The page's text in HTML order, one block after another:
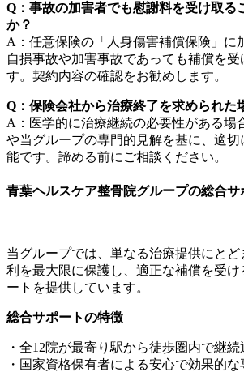
Q：事故の加害者でも慰謝料を受け取る
か？
A：任意保険の「人身傷害補償保険」に
自損事故や加害事故であっても補償を
す。契約内容の確認をお勧めします。
Q：保険会社から治療終了を求められた
A：医学的に治療継続の必要性がある場
や当グループの専門的見解を基に、適
能です。諦める前にご相談ください。
青葉ヘルスケア整骨院グループの総合サ
当グループでは、単なる治療提供にと
利を最大限に保護し、適正な補償を受
ートを提供しています。
総合サポートの特徴
・全12院が最寄り駅から徒歩圏内で継
・国家資格保有者による安心で効果的な